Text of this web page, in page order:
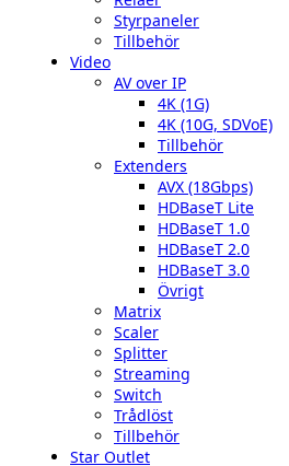
Styrpaneler
Tillbehör
Video
AV over IP
4K (1G)
4K (10G, SDVoE)
Tillbehör
Extenders
AVX (18Gbps)
HDBaseT Lite
HDBaseT 1.0
HDBaseT 2.0
HDBaseT 3.0
Övrigt
Matrix
Scaler
Splitter
Streaming
Switch
Trådlöst
Tillbehör
Star Outlet